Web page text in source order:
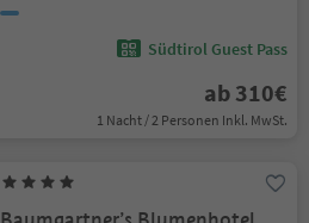
Südtirol Guest Pass
ab 310€
1 Nacht / 2 Personen Inkl. MwSt.